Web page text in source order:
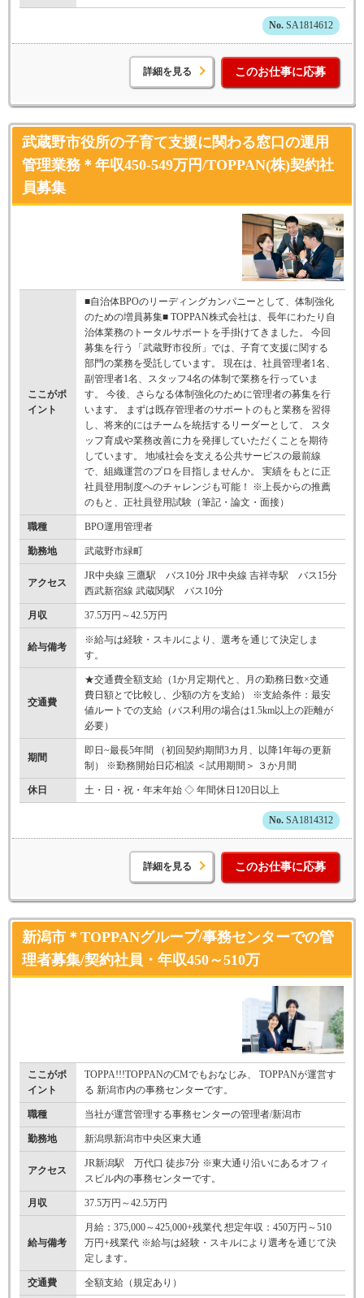
SA1814612
詳細を見る このお仕事に応募
武蔵野市役所の子育て支援に関わる窓口の運用
管理業務＊年収450-549万円/TOPPAN(株)契約社
員募集
ここがポ
イント
■自治体BPOのリーディングカンパニーとして、体制強化
のための増員募集■ TOPPAN株式会社は、長年にわたり自
治体業務のトータルサポートを手掛けてきました。 今回
募集を行う「武蔵野市役所」では、子育て支援に関する
部門の業務を受託しています。 現在は、社員管理者1名、
副管理者1名、スタッフ4名の体制で業務を行っていま
す。 今後、さらなる体制強化のために管理者の募集を行
います。 まずは既存管理者のサポートのもと業務を習得
し、将来的にはチームを統括するリーダーとして、 スタ
ッフ育成や業務改善に力を発揮していただくことを期待
しています。 地域社会を支える公共サービスの最前線
で、組織運営のプロを目指しませんか。 実績をもとに正
社員登用制度へのチャレンジも可能！ ※上長からの推薦
のもと、正社員登用試験（筆記・論文・面接）
職種 BPO運用管理者
勤務地 武蔵野市緑町
アクセス
JR中央線 三鷹駅 バス10分 JR中央線 吉祥寺駅 バス15分
西武新宿線 武蔵関駅 バス10分
月収 37.5万円～42.5万円
給与備考
※給与は経験・スキルにより、選考を通じて決定しま
す。
交通費
★交通費全額支給（1か月定期代と、月の勤務日数×交通
費日額とで比較し、少額の方を支給） ※支給条件：最安
値ルートでの支給（バス利用の場合は1.5km以上の距離が
必要）
期間
即日~最長5年間 （初回契約期間3カ月、以降1年毎の更新
制） ※勤務開始日応相談 ＜試用期間＞ ３か月間
休日 土・日・祝・年末年始 ◇ 年間休日120日以上
SA1814312
詳細を見る このお仕事に応募
新潟市＊TOPPANグループ/事務センターでの管
理者募集/契約社員・年収450～510万
ここがポ
イント
TOPPA!!!TOPPANのCMでもおなじみ、 TOPPANが運営す
る 新潟市内の事務センターです。
職種 当社が運営管理する事務センターの管理者/新潟市
勤務地 新潟県新潟市中央区東大通
アクセス
JR新潟駅 万代口 徒歩7分 ※東大通り沿いにあるオフィ
スビル内の事務センターです。
月収 37.5万円～42.5万円
給与備考
月給：375,000～425,000+残業代 想定年収：450万円～510
万円+残業代 ※給与は経験・スキルにより選考を通じて決
定します。
交通費 全額支給（規定あり）